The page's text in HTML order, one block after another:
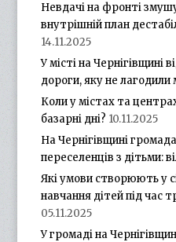
Невдачі на фронті
внутрішній план
14.11.2025
У місті на Чернігівщині
дороги, яку не лагодили
Коли у містах та
базарні дні? 10.11.2025
На Чернігівщині
переселенців з дітьми:
Які умови створюють у
навчання дітей під час
05.11.2025
У громаді на